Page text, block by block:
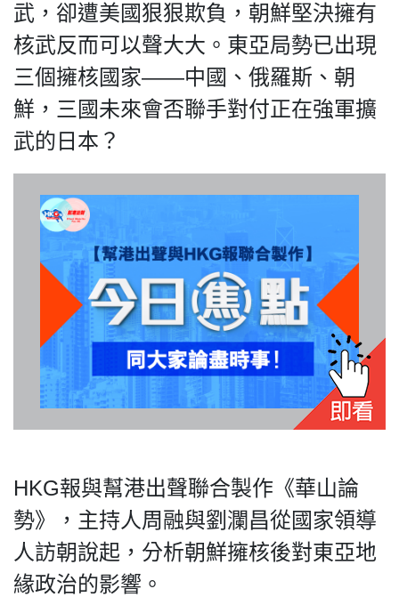
登記支持
聯絡我們
免
責
聲
明
©
武，卻遭美國狠狠欺負，朝鮮堅決擁有
核武反而可以聲大大。東亞局勢已出現
三個擁核國家——中國、俄羅斯、朝
鮮，三國未來會否聯手對付正在強軍擴
武的日本？
HKG報與幫港出聲聯合製作《華山論
勢》，主持人周融與劉瀾昌從國家領導
人訪朝說起，分析朝鮮擁核後對東亞地
緣政治的影響。